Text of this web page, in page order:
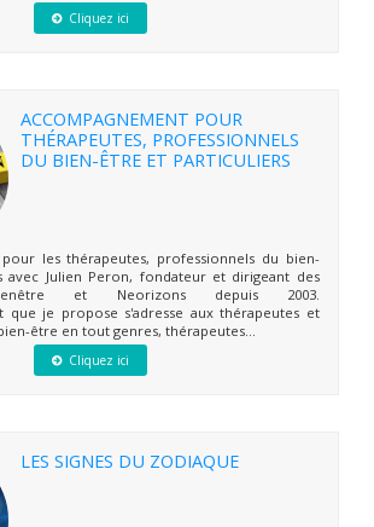
Cliquez ici
ACCOMPAGNEMENT POUR
THÉRAPEUTES, PROFESSIONNELS
DU BIEN-ÊTRE ET PARTICULIERS
les thérapeutes, professionnels du bien-
avec Julien Peron, fondateur et dirigeant des
et Neorizons depuis 2003.
que je propose s'adresse aux thérapeutes et
être en tout genres, thérapeutes...
Cliquez ici
LES SIGNES DU ZODIAQUE